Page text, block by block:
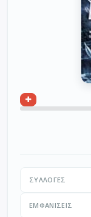
ΣΥΛΛΟΓΈΣ
ΕΜΦΑΝΊΣΕΙΣ